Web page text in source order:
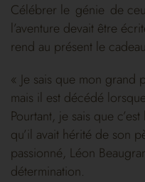
Célébrer le génie de
l’aventure devait être
rend au présent le
« Je sais que mon grand
mais il est décédé
Pourtant, je sais que
qu’il avait hérité de son
passionné, Léon
détermination.